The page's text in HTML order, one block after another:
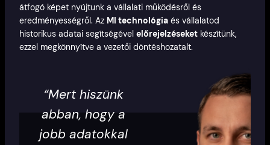
átfogó képet nyújtunk a vállalati működésről és
eredményességről. Az MI technológia és vállalatod
historikus adatai segítségével előrejelzéseket készítünk,
ezzel megkönnyítve a vezetői döntéshozatalt.
“Mert hiszünk
abban, hogy a
jobb adatokkal